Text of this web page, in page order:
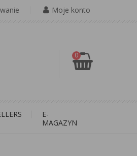
Moje konto
0
E-
MAGAZYN